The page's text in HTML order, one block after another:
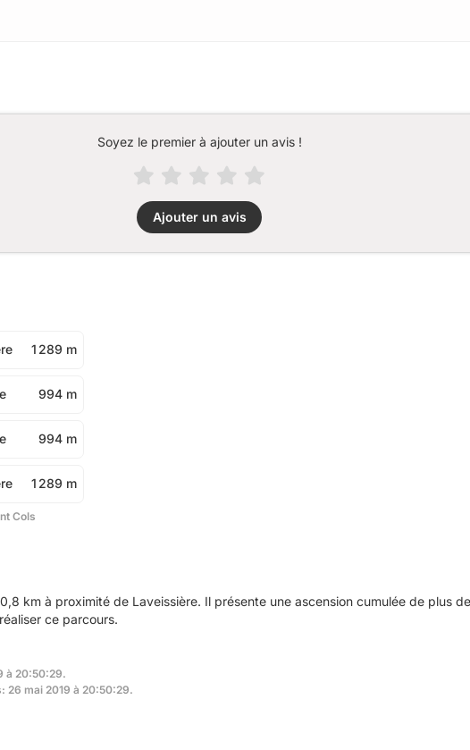
Soyez le premier à ajouter un avis !
Ajouter un avis
1 289 m
994 m
994 m
1 289 m
Cols
km à proximité de Laveissière. Il présente une ascension cumulée de plus
ce parcours.
à 20:50:29.
26 mai 2019 à 20:50:29.